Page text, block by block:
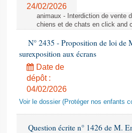
24/02/2026
animaux - Interdiction de vente
chiens et de chats en click and
N° 2435 - Proposition de loi de
surexposition aux écrans
Date de
dépôt :
04/02/2026
Voir le dossier (Protéger nos enfants
Question écrite n° 1426 de M.